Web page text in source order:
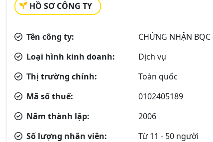
HỒ SƠ CÔNG TY
Tên công ty:
CHỨNG NHẬN
Loại hình kinh doanh:
Dịch vụ
Thị trường chính:
Toàn quốc
Mã số thuế:
0102405189
Năm thành lập:
2006
Số lượng nhân viên:
Từ 11 - 50 người